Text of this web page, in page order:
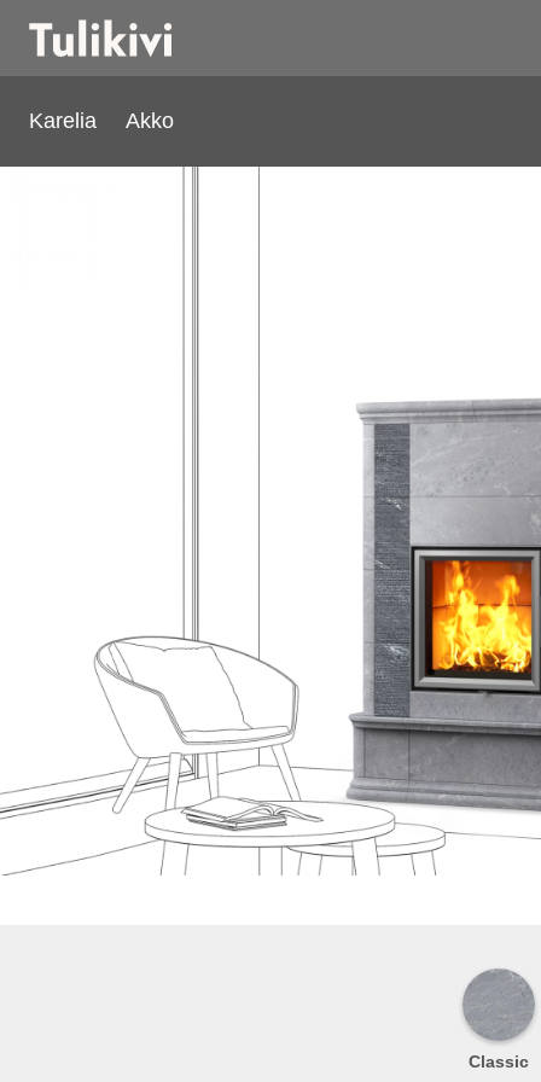
Karelia Akko
Classic